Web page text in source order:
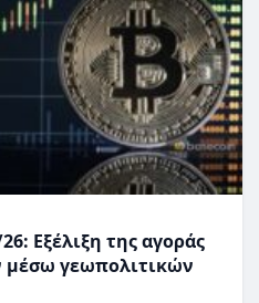
Εξέλιξη της αγοράς
μέσω γεωπολιτικών